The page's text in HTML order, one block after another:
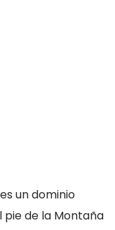
un dominio
de la Montaña